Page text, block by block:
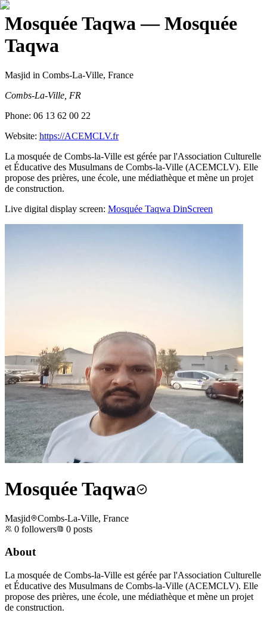
Mosquée Taqwa— Mosquée
Taqwa
Masjid in Combs-La-Ville, France
Combs-La-Ville, FR
Phone: 06 13 62 00 22
Website: https://ACEMCLV.fr
La mosquée de Combs-la-Ville est gérée par l'Association Culturelle
et Éducative des Musulmans de Combs-la-Ville (ACEMCLV). Elle
propose des prières, une école, une médiathèque et mène un projet
de construction.
Live digital display screen: Mosquée Taqwa DinScreen
Mosquée Taqwa
Masjid
Combs-La-Ville, France
0 followers 0 posts
About
La mosquée de Combs-la-Ville est gérée par l'Association Culturelle
et Éducative des Musulmans de Combs-la-Ville (ACEMCLV). Elle
propose des prières, une école, une médiathèque et mène un projet
de construction.